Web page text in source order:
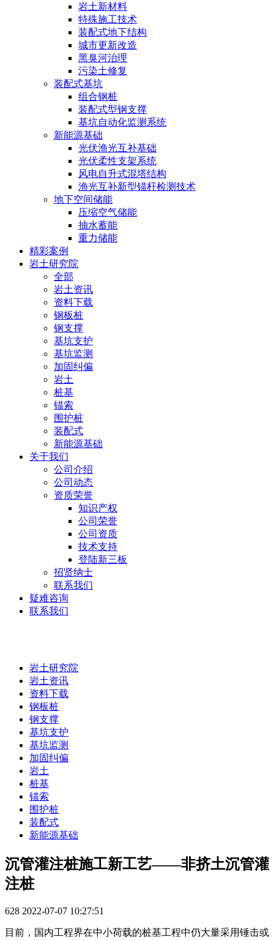
岩土新材料
特殊施工技术
装配式地下结构
城市更新改造
黑臭河治理
污染土修复
装配式基坑
组合钢桩
装配式型钢支撑
基坑自动化监测系统
新能源基础
光伏渔光互补基础
光伏柔性支架系统
风电自升式混塔结构
渔光互补新型锚杆检测技术
地下空间储能
压缩空气储能
抽水蓄能
重力储能
精彩案例
岩土研究院
全部
岩土资讯
资料下载
钢板桩
钢支撑
基坑支护
基坑监测
加固纠偏
岩土
桩基
锚索
围护桩
装配式
新能源基础
关于我们
公司介绍
公司动态
资质荣誉
知识产权
公司荣誉
公司资质
技术支持
登陆新三板
招贤纳士
联系我们
疑难咨询
联系我们
岩土研究院
岩土资讯
资料下载
钢板桩
钢支撑
基坑支护
基坑监测
加固纠偏
岩土
桩基
锚索
围护桩
装配式
新能源基础
沉管灌注桩施工新工艺——非挤土沉管灌
注桩
628 2022-07-07 10:27:51
目前，国内工程界在中小荷载的桩基工程中仍大量采用锤击或